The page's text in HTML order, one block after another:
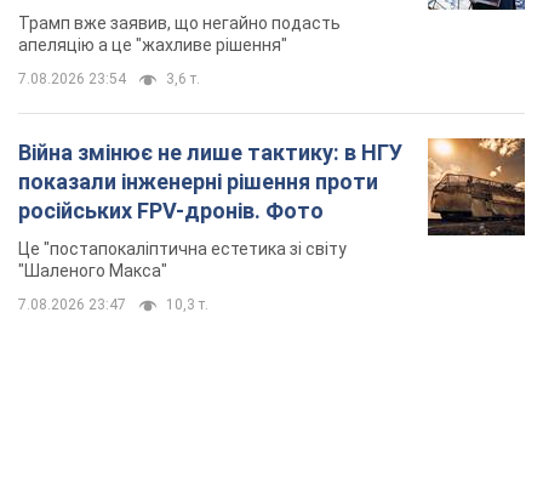
Трамп вже заявив, що негайно подасть
апеляцію а це "жахливе рішення"
7.08.2026 23:54 3,6 т.
Війна змінює не лише тактику: в НГУ
показали інженерні рішення проти
російських FPV-дронів. Фото
Це "постапокаліптична естетика зі світу
"Шаленого Макса"
7.08.2026 23:47 10,3 т.